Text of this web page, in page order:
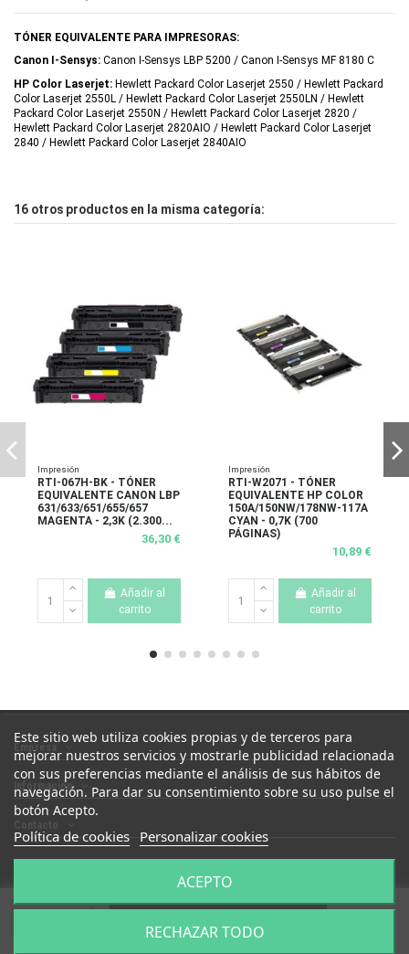
TÓNER EQUIVALENTE PARA IMPRESORAS:
Canon I-Sensys: Canon I-Sensys LBP 5200 / Canon I-Sensys MF 8180 C
HP Color Laserjet: Hewlett Packard Color Laserjet 2550 / Hewlett Packard
Color Laserjet 2550L / Hewlett Packard Color Laserjet 2550LN / Hewlett
Packard Color Laserjet 2550N / Hewlett Packard Color Laserjet 2820 /
Hewlett Packard Color Laserjet 2820AIO / Hewlett Packard Color Laserjet
2840 / Hewlett Packard Color Laserjet 2840AIO
16 otros productos en la misma categoría:
Impresión
RTI-067H-BK - TÓNER
EQUIVALENTE CANON LBP
631/633/651/655/657
MAGENTA - 2,3K (2.300...
36,30 €
Añadir al
carrito
Impresión
RTI-W2071 - TÓNER
EQUIVALENTE HP COLOR
150A/150NW/178NW-117A
CYAN - 0,7K (700
PÁGINAS)
10,89 €
Añadir al
carrito
Empresa
Información
Este sitio web utiliza cookies propias y de terceros para
mejorar nuestros servicios y mostrarle publicidad relacionada
con sus preferencias mediante el análisis de sus hábitos de
navegación. Para dar su consentimiento sobre su uso pulse el
botón Acepto.
Política de cookies Personalizar cookies
RECHAZAR TODO
ACEPTO